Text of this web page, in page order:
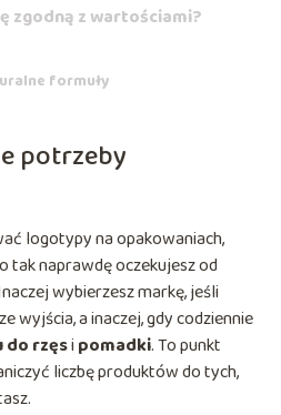
zgodną z wartościami?
formuły
potrzeby
logotypy na opakowaniach,
tak naprawdę oczekujesz od
wybierzesz markę, jeśli
wyjścia, a inaczej, gdy codziennie
do rzęsi pomadki. To punkt
liczbę produktów do tych,